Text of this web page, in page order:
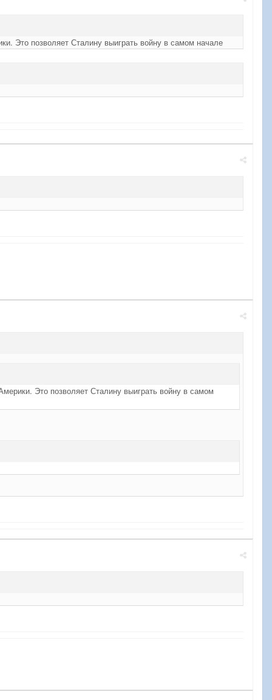
Это позволяет Сталину выиграть войну в самом начале
Это позволяет Сталину выиграть войну в самом